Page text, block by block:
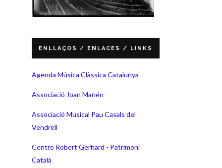
ENLLAÇOS / ENLACES / LINKS
Agenda Música Clàssica Catalunya
Associació Joan Manén
Associació Musical Pau Casals del
Vendrell
Centre Robert Gerhard - Patrimoni
Català